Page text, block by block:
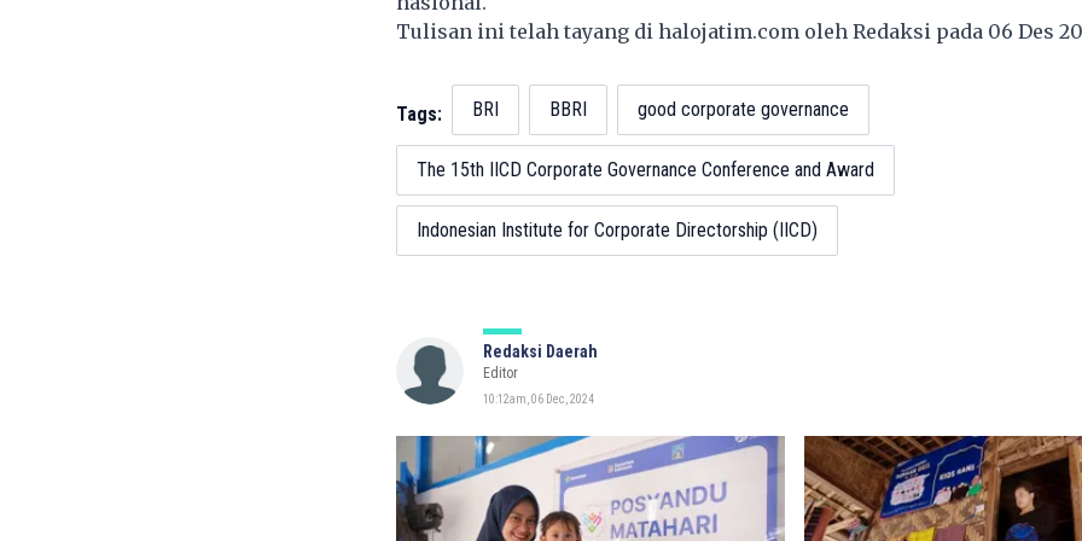
Tulisan ini telah tayang di halojatim.comoleh Redaksi pada 06 Des
Tags: BRI BBRI good corporate governance
The 15th IICD Corporate Governance Conference and Award
Indonesian Institute for Corporate Directorship (IICD)
Redaksi Daerah
Editor
10:12am, 06 Dec, 2024